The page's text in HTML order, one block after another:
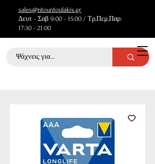
sales@ntountoulakis.gr
Δευτ - Σαβ 9:00 - 15:00 / Τρ,Πεμ,Παρ:
17:30 - 21:00